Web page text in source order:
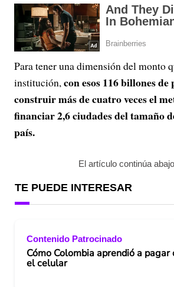
Para tener una dimensión del monto
institución,con esos 116 billones de
construir más de cuatro veces el
financiar 2,6 ciudades del tamaño
país.
El artículo continúa abajo
TE PUEDE INTERESAR
Contenido Patrocinado
Cómo Colombia aprendió a pagar
el celular